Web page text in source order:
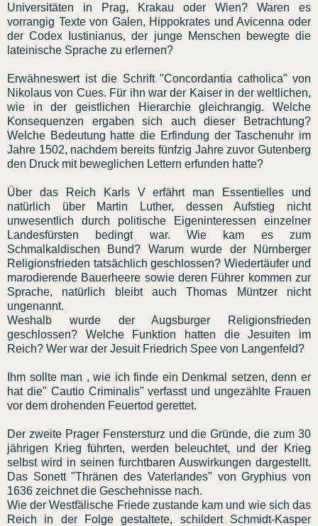
Universitäten in Prag, Krakau oder Wien? Waren es
vorrangig Texte von Galen, Hippokrates und Avicenna oder
der Codex Iustinianus, der junge Menschen bewegte die
lateinische Sprache zu erlernen?
Erwähneswert ist die Schrift "Concordantia catholica" von
Nikolaus von Cues. Für ihn war der Kaiser in der weltlichen,
wie in der geistlichen Hierarchie gleichrangig. Welche
Konsequenzen ergaben sich auch dieser Betrachtung?
Welche Bedeutung hatte die Erfindung der Taschenuhr im
Jahre 1502, nachdem bereits fünfzig Jahre zuvor Gutenberg
den Druck mit beweglichen Lettern erfunden hatte?
Über das Reich Karls V erfährt man Essentielles und
natürlich über Martin Luther, dessen Aufstieg nicht
unwesentlich durch politische Eigeninteressen einzelner
Landesfürsten bedingt war. Wie kam es zum
Schmalkaldischen Bund? Warum wurde der Nürnberger
Religionsfrieden tatsächlich geschlossen? Wiedertäufer und
marodierende Bauerheere sowie deren Führer kommen zur
Sprache, natürlich bleibt auch Thomas Müntzer nicht
ungenannt.
Weshalb wurde der Augsburger Religionsfrieden
geschlossen? Welche Funktion hatten die Jesuiten im
Reich? Wer war der Jesuit Friedrich Spee von Langenfeld?
Ihm sollte man , wie ich finde ein Denkmal setzen, denn er
hat die" Cautio Criminalis" verfasst und ungezählte Frauen
vor dem drohenden Feuertod gerettet.
Der zweite Prager Fenstersturz und die Gründe, die zum 30
jährigen Krieg führten, werden beleuchtet, und der Krieg
selbst wird in seinen furchtbaren Auswirkungen dargestellt.
Das Sonett "Thränen des Vaterlandes" von Gryphius von
1636 zeichnet die Geschehnisse nach.
Wie der Westfälische Friede zustande kam und wie sich das
Reich in der Folge gestaltete, schildert Schmidt-Kasper